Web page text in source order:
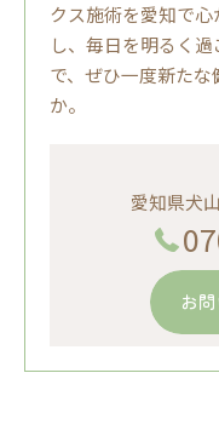
クス施術を愛知で
し、毎日を明るく
で、ぜひ一度新た
か。
愛知県犬
お